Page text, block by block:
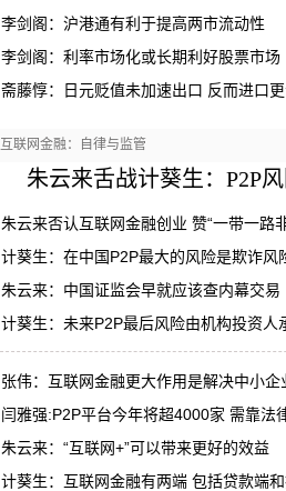
李剑阁：沪港通有利于提高两市流动性
李剑阁：利率市场化或长期利好股票市场
斋藤惇：日元贬值未加速出口 反而进口
互联网金融：自律与监管
朱云来舌战计葵生：P2P
朱云来否认互联网金融创业 赞“一带一路
计葵生：在中国P2P最大的风险是欺诈风
朱云来：中国证监会早就应该查内幕交易
计葵生：未来P2P最后风险由机构投资人
张伟：互联网金融更大作用是解决中小企
闫雅强:P2P平台今年将超4000家 需靠法
朱云来：“互联网+”可以带来更好的效益
计葵生：互联网金融有两端 包括贷款端